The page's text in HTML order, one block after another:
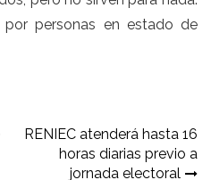
por personas en estado de
RENIEC atenderá hasta 16
horas diarias previo a
jornada electoral